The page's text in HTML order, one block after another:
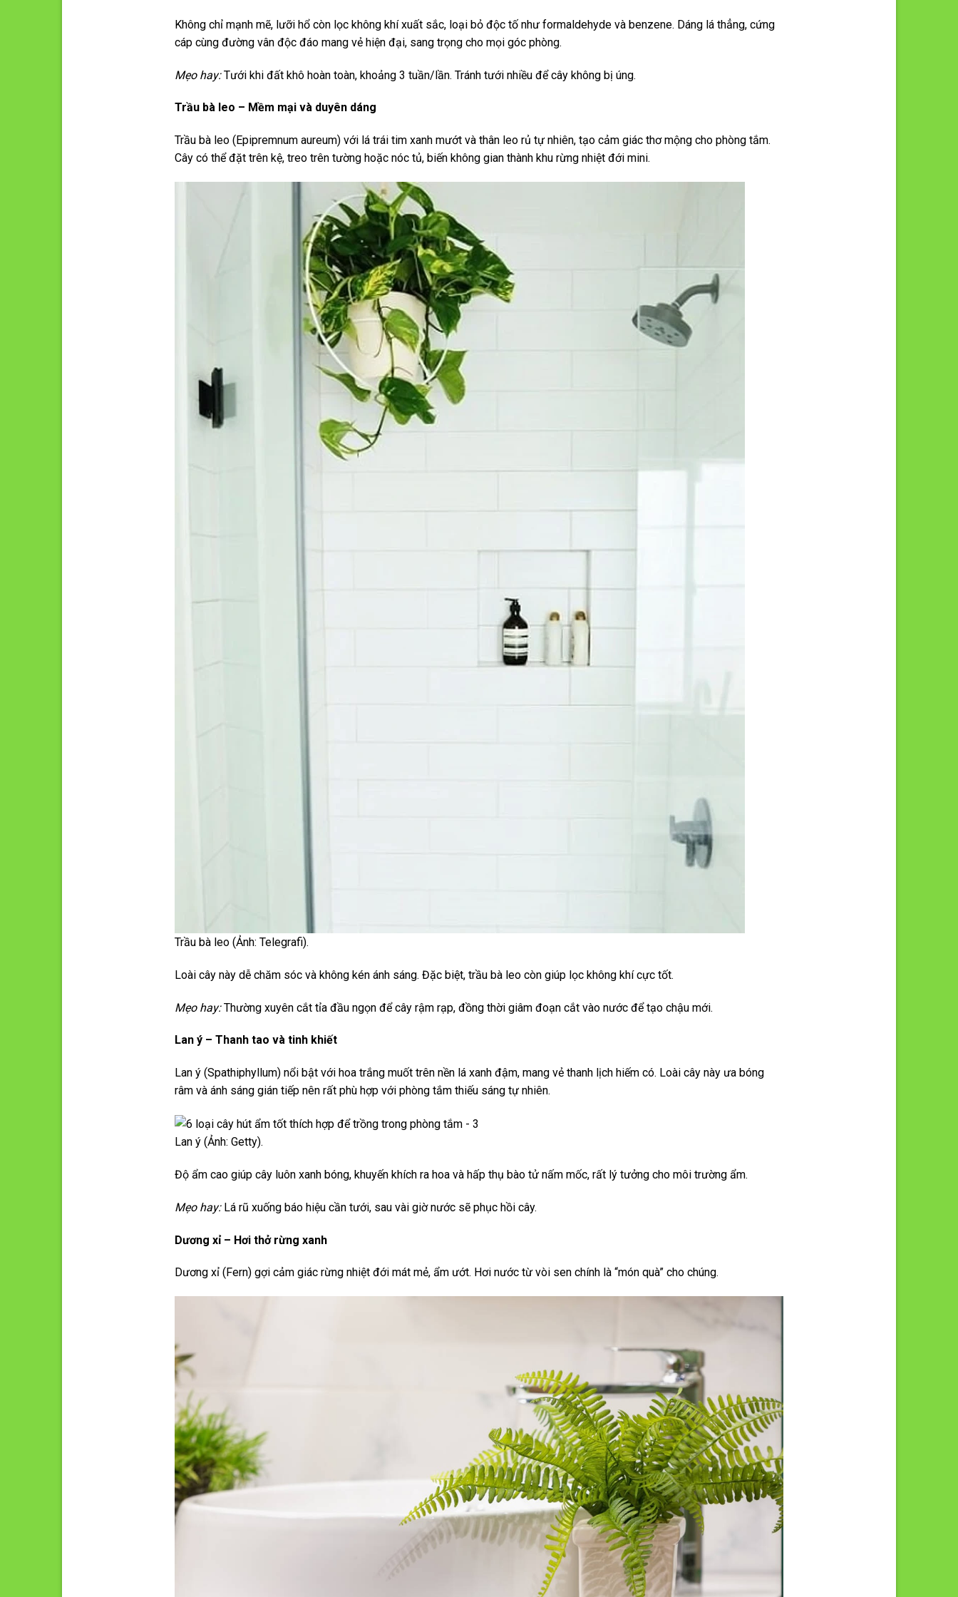
Không chỉ mạnh mẽ, lưỡi hổ còn lọc không khí xuất sắc, loại bỏ độc tố như formaldehyde và benzene. Dáng lá thẳng, cứng
cáp cùng đường vân độc đáo mang vẻ hiện đại, sang trọng cho mọi góc phòng.
Mẹo hay:Tưới khi đất khô hoàn toàn, khoảng 3 tuần/lần. Tránh tưới nhiều để cây không bị úng.
Trầu bà leo – Mềm mại và duyên dáng
Trầu bà leo (Epipremnum aureum) với lá trái tim xanh mướt và thân leo rủ tự nhiên, tạo cảm giác thơ mộng cho phòng tắm.
Cây có thể đặt trên kệ, treo trên tường hoặc nóc tủ, biến không gian thành khu rừng nhiệt đới mini.
Trầu bà leo (Ảnh: Telegrafi).
Loài cây này dễ chăm sóc và không kén ánh sáng. Đặc biệt, trầu bà leo còn giúp lọc không khí cực tốt.
Mẹo hay:Thường xuyên cắt tỉa đầu ngọn để cây rậm rạp, đồng thời giâm đoạn cắt vào nước để tạo chậu mới.
Lan ý – Thanh tao và tinh khiết
Lan ý (Spathiphyllum) nổi bật với hoa trắng muốt trên nền lá xanh đậm, mang vẻ thanh lịch hiếm có. Loài cây này ưa bóng
râm và ánh sáng gián tiếp nên rất phù hợp với phòng tắm thiếu sáng tự nhiên.
Lan ý (Ảnh: Getty).
Độ ẩm cao giúp cây luôn xanh bóng, khuyến khích ra hoa và hấp thụ bào tử nấm mốc, rất lý tưởng cho môi trường ẩm.
Mẹo hay:Lá rũ xuống báo hiệu cần tưới, sau vài giờ nước sẽ phục hồi cây.
Dương xỉ – Hơi thở rừng xanh
Dương xỉ (Fern) gợi cảm giác rừng nhiệt đới mát mẻ, ẩm ướt. Hơi nước từ vòi sen chính là “món quà” cho chúng.